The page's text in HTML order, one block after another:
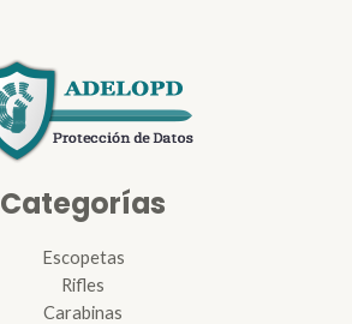
Categorías
Escopetas
Rifles
Carabinas